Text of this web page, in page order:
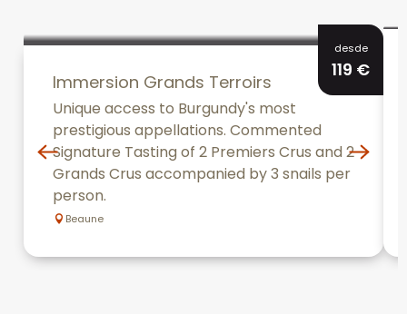
desde
119 €
Immersion Grands Terroirs
Unique access to Burgundy's most
prestigious appellations. Commented
Signature Tasting of 2 Premiers Crus and 2
Grands Crus accompanied by 3 snails per
person.
Beaune